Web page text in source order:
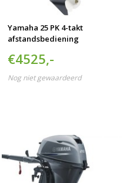
Yamaha 25 PK 4-takt
afstandsbediening
€4525,-
Nog niet gewaardeerd